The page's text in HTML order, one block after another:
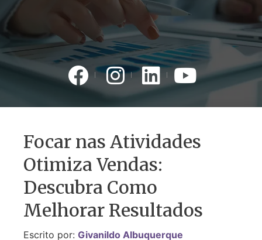
Focar nas Atividades
Otimiza Vendas:
Descubra Como
Melhorar Resultados
Escrito por: Givanildo Albuquerque